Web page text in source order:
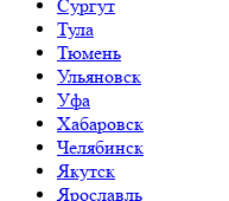
Сургут
Тула
Тюмень
Ульяновск
Уфа
Хабаровск
Челябинск
Якутск
Ярославль